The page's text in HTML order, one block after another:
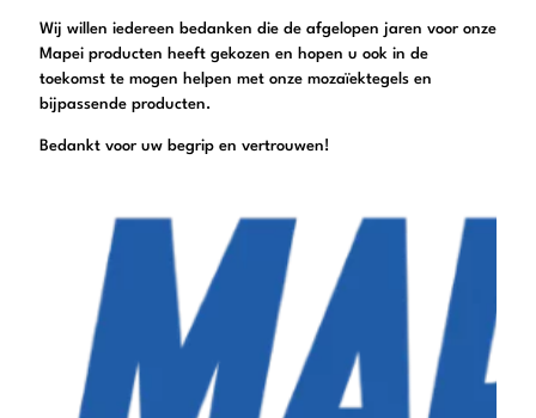
Wij willen iedereen bedanken die de afgelopen jaren voor onze
Mapei producten heeft gekozen en hopen u ook in de
toekomst te mogen helpen met onze mozaïektegels en
bijpassende producten.
Bedankt voor uw begrip en vertrouwen!